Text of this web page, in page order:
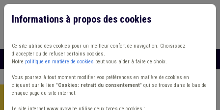
Accueil >Stratégie/Management
2024 de la mise en œuvre des 17 ODD, donnez votre avis !
Informations à propos des cookies
Ce site utilise des cookies pour un meilleur confort de navigation. Choisissez
d'accepter ou de refuser certains cookies.
Notre politique en matière de cookies peut vous aider à faire ce choix.
Vous pourrez à tout moment modifier vos préférences en matière de cookies en
cliquant sur le lien "Cookies: retrait du consentement" qui se trouve dans le bas de
chaque page du site internet.